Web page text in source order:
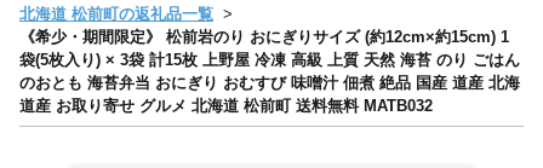
北海道 松前町の返礼品一覧
《希少・期間限定》 松前岩のり おにぎりサイズ (約12cm×約15cm) 1
袋(5枚入り) × 3袋 計15枚 上野屋 冷凍 高級 上質 天然 海苔 のり ごはん
のおとも 海苔弁当 おにぎり おむすび 味噌汁 佃煮 絶品 国産 道産 北海
道産 お取り寄せ グルメ 北海道 松前町 送料無料 MATB032